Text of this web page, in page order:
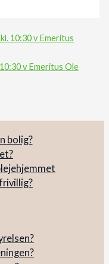
10:30 v Emeritus
v Emeritus Ole
bolig?